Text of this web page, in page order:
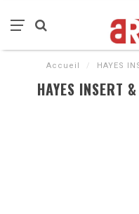
Accueil / HAYES
HAYES INSERT